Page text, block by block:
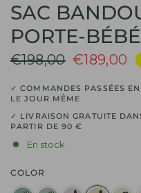
SAC
PORTE-
€198,00 €189,00
✓ COMMANDES PASSÉES
LE JOUR MÊME
✓ LIVRAISON GRATUITE
PARTIR DE 90 €
En stock
COLOR